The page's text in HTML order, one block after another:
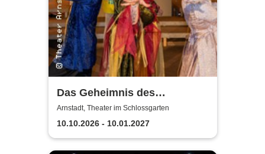
Das Geheimnis des
Bachkirchenmädchens -
Theater Arnstadt
Arnstadt, Theater im Schlossgarten
10.10.2026 - 10.01.2027